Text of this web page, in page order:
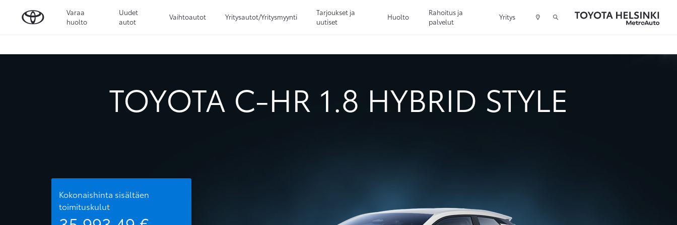
Varaa
huolto
Uudet
autot
Vaihtoautot Yritysautot/Yritysmyynti
Tarjoukset ja
uutiset
Huolto
Rahoitus ja
palvelut
Yritys
TOYOTA C-HR 1.8 HYBRID STYLE
Kokonaishinta sisältäen
toimituskulut